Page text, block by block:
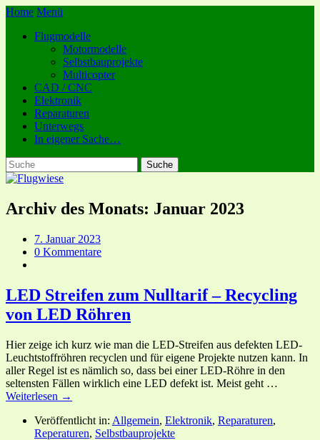
Home Menü
Flugmodelle
Motormodelle
Selbstbauprojekte
Multicopter
CAD / CNC
Elektronik
Reparaturen
Unterwegs
In eigener Sache…
Archiv des Monats: Januar 2023
7. Januar 2023
0 Kommentare
LED Streifen zum Nulltarif – Recycling
von LED Röhren
Hier zeige ich kurz wie man die LED-Streifen aus defekten LED-
Leuchtstoffröhren recyclen und für eigene Projekte nutzen kann. In
aller Regel ist es nämlich so, dass bei einer LED-Röhre in den
seltensten Fällen wirklich eine LED defekt ist. Meist geht …
Weiterlesen →
Veröffentlicht in: Allgemein, Elektronik, Reparaturen,
Reperaturen, Selbstbauprojekte